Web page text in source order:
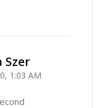
Szer
1:03 AM